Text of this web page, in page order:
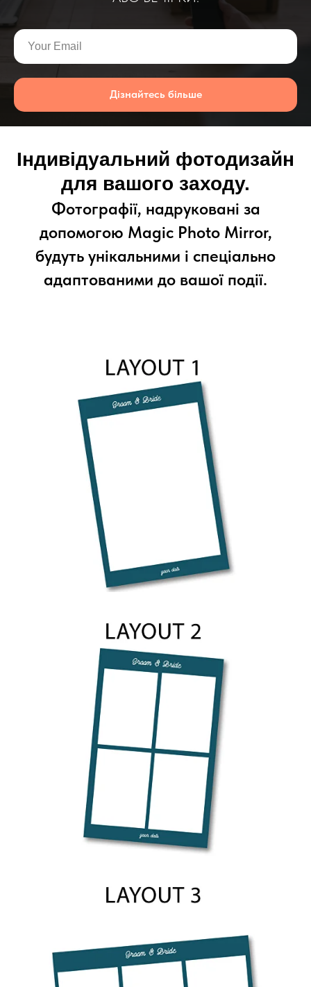
Дізнайтесь більше
Індивідуальний фотодизайн
для вашого заходу.
Фотографії, надруковані за
допомогою Magic Photo Mirror,
будуть унікальними і спеціально
адаптованими до вашої події.